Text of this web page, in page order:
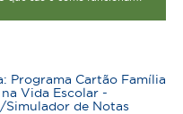
Programa Cartão Família
Vida Escolar -
Simulador de Notas